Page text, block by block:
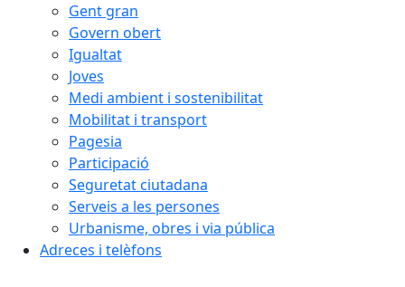
Gent gran
Govern obert
Igualtat
Joves
Medi ambient i sostenibilitat
Mobilitat i transport
Pagesia
Participació
Seguretat ciutadana
Serveis a les persones
Urbanisme, obres i via pública
Adreces i telèfons